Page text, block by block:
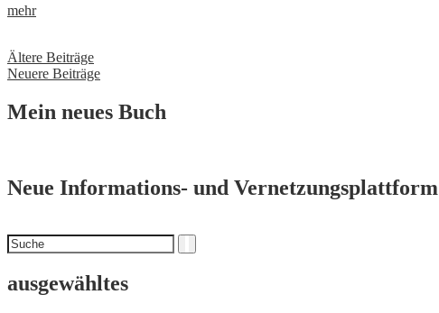
mehr
Beitragsnavigation
Ältere Beiträge
Neuere Beiträge
Mein neues Buch
Neue Informations- und Vernetzungsplattform
Suchen
nach
ausgewähltes